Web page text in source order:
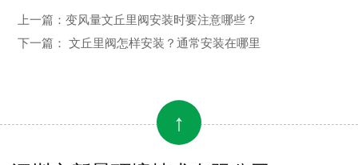
上一篇： 变风量文丘里阀安装时要注意哪些？
下一篇： 文丘里阀怎样安装？通常安装在哪里
↑